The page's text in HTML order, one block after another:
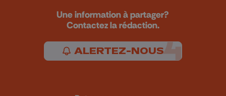
Une information à partager?
Contactez la rédaction.
ALERTEZ-NOUS